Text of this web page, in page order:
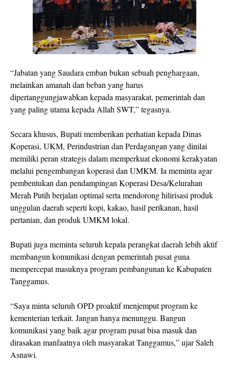
“Jabatan yang Saudara emban bukan sebuah penghargaan,
melainkan amanah dan beban yang harus
dipertanggungjawabkan kepada masyarakat, pemerintah dan
yang paling utama kepada Allah SWT,” tegasnya.
Secara khusus, Bupati memberikan perhatian kepada Dinas
Koperasi, UKM, Perindustrian dan Perdagangan yang dinilai
memiliki peran strategis dalam memperkuat ekonomi kerakyatan
melalui pengembangan koperasi dan UMKM. Ia meminta agar
pembentukan dan pendampingan Koperasi Desa/Kelurahan
Merah Putih berjalan optimal serta mendorong hilirisasi produk
unggulan daerah seperti kopi, kakao, hasil perikanan, hasil
pertanian, dan produk UMKM lokal.
Bupati juga meminta seluruh kepala perangkat daerah lebih aktif
membangun komunikasi dengan pemerintah pusat guna
mempercepat masuknya program pembangunan ke Kabupaten
Tanggamus.
“Saya minta seluruh OPD proaktif menjemput program ke
kementerian terkait. Jangan hanya menunggu. Bangun
komunikasi yang baik agar program pusat bisa masuk dan
dirasakan manfaatnya oleh masyarakat Tanggamus,” ujar Saleh
Asnawi.